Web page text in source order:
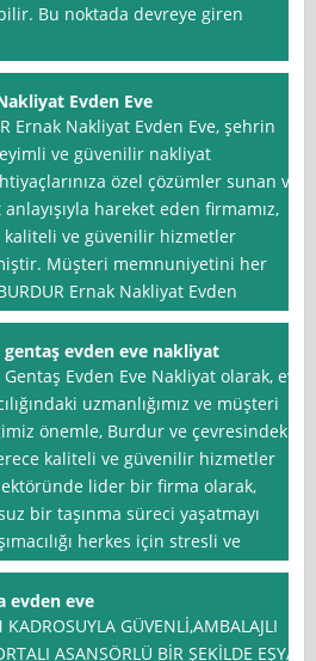
Bu noktada devreye giren
Evden Eve
Ernak Nakliyat Evden Eve, şehrin
ve güvenilir nakliyat
özel çözümler sunan ve
hareket eden firmamız,
kaliteli ve güvenilir hizmetler
Müşteri memnuniyetini her
Ernak Nakliyat Evden
evden eve nakliyat
Evden Eve Nakliyat olarak, ev
uzmanlığımız ve müşteri
önemle, Burdur ve çevresindeki
kaliteli ve güvenilir hizmetler
lider bir firma olarak,
bir taşınma süreci yaşatmayı
herkes için stresli ve
evden eve
GÜVENLİ,AMBALAJLI
ASANSÖRLÜ BİR ŞEKİLDE EŞYA